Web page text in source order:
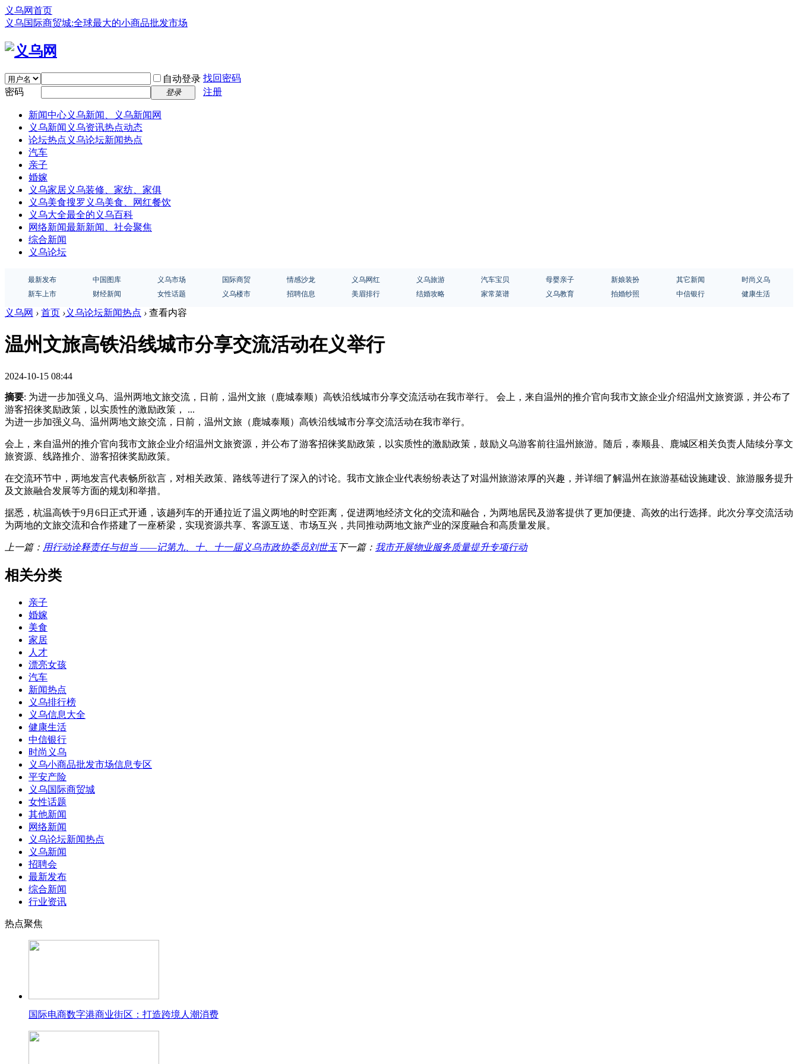
义乌网首页
义乌国际商贸城:全球最大的小商品批发市场
自动登录 找回密码
密码
登录 注册
新闻中心义乌新闻、义乌新闻网
义乌新闻 义乌资讯热点动态
论坛热点 义乌论坛新闻热点
汽车
亲子
婚嫁
义乌家居义乌装修、家纺、家俱
义乌美食搜罗义乌美食、网红餐饮
义乌大全最全的义乌百科
网络新闻最新新闻、社会聚焦
综合新闻
义乌论坛
最新发布 中国图库 义乌市场 国际商贸 情感沙龙 义乌网红 义乌旅游 汽车宝贝 母婴亲子 新娘装扮 其它新闻
时尚义乌
新车上市
财经新闻 女性话题 义乌楼市 招聘信息 美眉排行 结婚攻略 家常菜谱 义乌教育 拍婚纱照 中信银行 健康生活
义乌网 › 首页 ›义乌论坛新闻热点 › 查看内容
温州文旅高铁沿线城市分享交流活动在义举行
2024-10-15 08:44
摘要: 为进一步加强义乌、温州两地文旅交流，日前，温州文旅（鹿城泰顺）高铁沿线城市分享交流活动在我市举行。 会上，来自温州的推介官向我市文旅企业介绍温州文旅资源，并公布了
游客招徕奖励政策，以实质性的激励政策， ...
为进一步加强义乌、温州两地文旅交流，日前，温州文旅（鹿城泰顺）高铁沿线城市分享交流活动在我市举行。
会上，来自温州的推介官向我市文旅企业介绍温州文旅资源，并公布了游客招徕奖励政策，以实质性的激励政策，鼓励义乌游客前往温州旅游。随后，泰顺县、鹿城区相关负责人陆续分享文
旅资源、线路推介、游客招徕奖励政策。
在交流环节中，两地发言代表畅所欲言，对相关政策、路线等进行了深入的讨论。我市文旅企业代表纷纷表达了对温州旅游浓厚的兴趣，并详细了解温州在旅游基础设施建设、旅游服务提升
及文旅融合发展等方面的规划和举措。
据悉，杭温高铁于9月6日正式开通，该趟列车的开通拉近了温义两地的时空距离，促进两地经济文化的交流和融合，为两地居民及游客提供了更加便捷、高效的出行选择。此次分享交流活动
为两地的文旅交流和合作搭建了一座桥梁，实现资源共享、客源互送、市场互兴，共同推动两地文旅产业的深度融合和高质量发展。
上一篇： 用行动诠释责任与担当 ——记第九、十、十一届义乌市政协委员刘世玉下一篇： 我市开展物业服务质量提升专项行动
相关分类
亲子
婚嫁
美食
家居
人才
漂亮女孩
汽车
新闻热点
义乌排行榜
义乌信息大全
健康生活
中信银行
时尚义乌
义乌小商品批发市场信息专区
平安产险
义乌国际商贸城
女性话题
其他新闻
网络新闻
义乌论坛新闻热点
义乌新闻
招聘会
最新发布
综合新闻
行业资讯
热点聚焦
国际电商数字港商业街区：打造跨境人潮消费